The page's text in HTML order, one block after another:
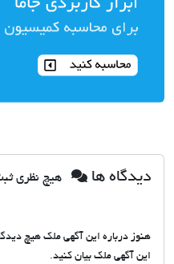
دیدگاه ها هیچ نظری
هنوز درباره این آگهی ملک هیچ
این آگهی ملک بیان کنید.